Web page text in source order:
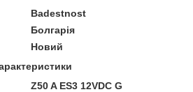
Badestnost
Болгарія
Новий
Z50 A ES3 12VDC G